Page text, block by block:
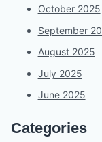
October 2025
September
August 2025
July 2025
June 2025
Categories